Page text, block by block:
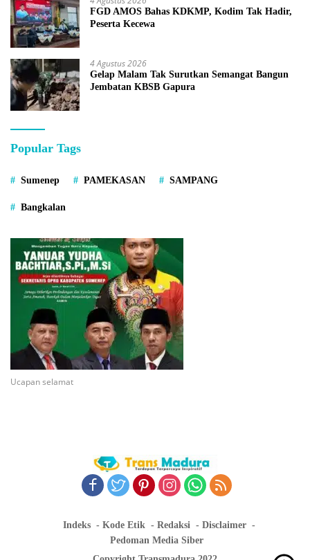
FGD AMOS Bahas KDKMP, Kodim Tak Hadir,
Peserta Kecewa
4 Agustus 2026
Gelap Malam Tak Surutkan Semangat Bangun
Jembatan KBSB Gapura
Popular Tags
Sumenep PAMEKASAN SAMPANG
Bangkalan
Ucapan selamat
Indeks Kode Etik Redaksi
Disclaimer
Pedoman Media Siber